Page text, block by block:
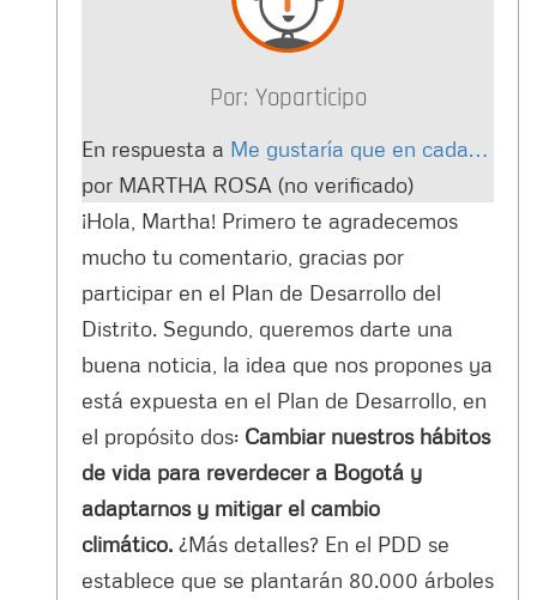
Por: Yoparticipo
En respuesta a Me gustaría que en cada…
por MARTHA ROSA (no verificado)
¡Hola, Martha! Primero te agradecemos
mucho tu comentario, gracias por
participar en el Plan de Desarrollo del
Distrito. Segundo, queremos darte una
buena noticia, la idea que nos propones ya
está expuesta en el Plan de Desarrollo, en
el propósito dos: Cambiar nuestros hábitos
de vida para reverdecer a Bogotá y
adaptarnos y mitigar el cambio
climático. ¿Más detalles? En el PDD se
establece que se plantarán 80.000 árboles